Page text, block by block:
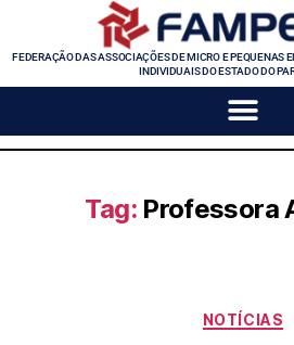
FEDERAÇÃO DAS ASSOCIAÇÕES DE MICRO E PEQUENAS
INDIVIDUAIS DO ESTADO DO
Tag: Professora
NOTÍCIAS